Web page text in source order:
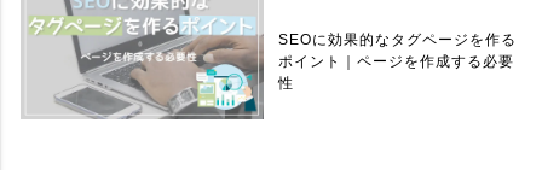
SEOに効果的なタグページを作る
ポイント｜ページを作成する必要
性